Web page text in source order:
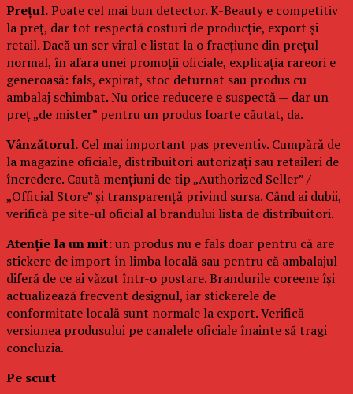
Prețul.Poate cel mai bun detector. K-Beauty e competitiv
la preț, dar tot respectă costuri de producție, export și
retail. Dacă un ser viral e listat la o fracțiune din prețul
normal, în afara unei promoții oficiale, explicația rareori e
generoasă: fals, expirat, stoc deturnat sau produs cu
ambalaj schimbat. Nu orice reducere e suspectă — dar un
preț „de mister” pentru un produs foarte căutat, da.
Vânzătorul. Cel mai important pas preventiv. Cumpără de
la magazine oficiale, distribuitori autorizați sau retaileri de
încredere. Caută mențiuni de tip „Authorized Seller” /
„Official Store” și transparență privind sursa. Când ai dubii,
verifică pe site-ul oficial al brandului lista de distribuitori.
Atenție la un mit:un produs nu e fals doar pentru că are
stickere de import în limba locală sau pentru că ambalajul
diferă de ce ai văzut într-o postare. Brandurile coreene își
actualizează frecvent designul, iar stickerele de
conformitate locală sunt normale la export. Verifică
versiunea produsului pe canalele oficiale înainte să tragi
concluzia.
Pe scurt